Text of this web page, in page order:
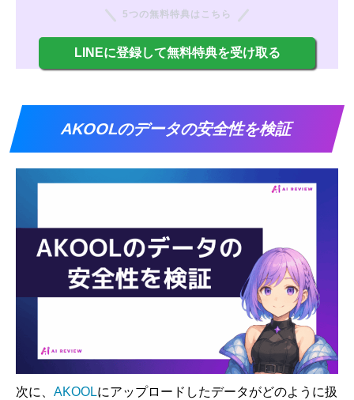
5つの無料特典はこちら
LINEに登録して無料特典を受け取る
AKOOLのデータの安全性を検証
次に、 AKOOLにアップロードしたデータがどのように扱